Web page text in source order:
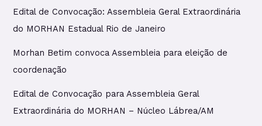
Edital de Convocação: Assembleia Geral Extraordinária
do MORHAN Estadual Rio de Janeiro
Morhan Betim convoca Assembleia para eleição de
coordenação
Edital de Convocação para Assembleia Geral
Extraordinária do MORHAN – Núcleo Lábrea/AM